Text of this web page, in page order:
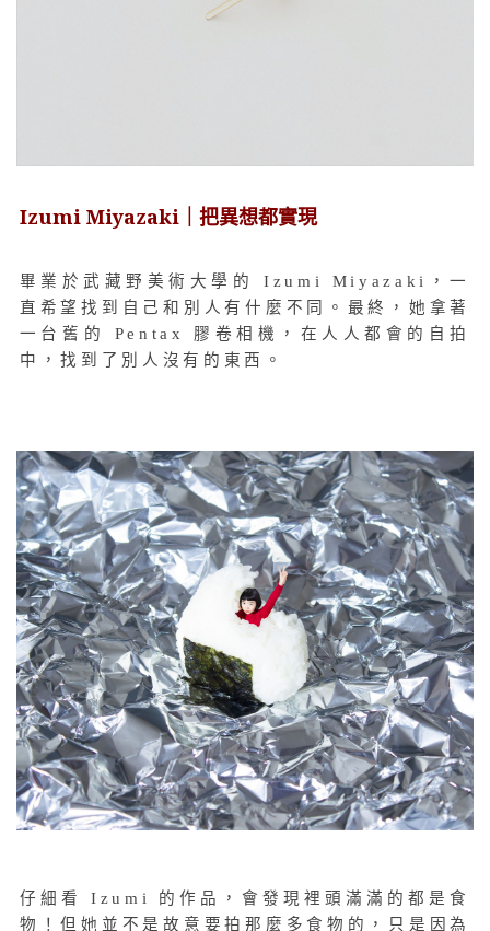
Izumi Miyazaki｜把異想都實現
畢業於武藏野美術大學的 Izumi Miyazaki，一
直希望找到自己和別人有什麼不同。最終，她拿著
一台舊的 Pentax 膠卷相機，在人人都會的自拍
中，找到了別人沒有的東西。
仔細看 Izumi 的作品，會發現裡頭滿滿的都是食
物！但她並不是故意要拍那麼多食物的，只是因為